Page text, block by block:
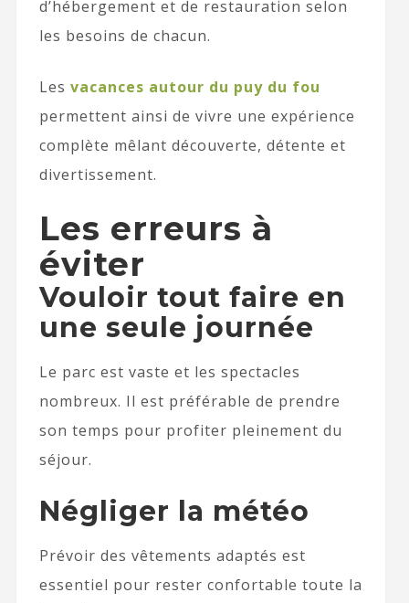
d’hébergement et de restauration selon
les besoins de chacun.
Les vacances autour du puy du fou
permettent ainsi de vivre une expérience
complète mêlant découverte, détente et
divertissement.
Les erreurs à
éviter
Vouloir tout faire en
une seule journée
Le parc est vaste et les spectacles
nombreux. Il est préférable de prendre
son temps pour profiter pleinement du
séjour.
Négliger la météo
Prévoir des vêtements adaptés est
essentiel pour rester confortable toute la